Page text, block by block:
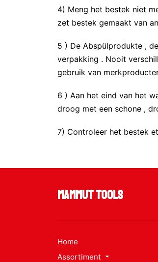
4) Meng het bestek niet
zet bestek gemaakt van
5 ) De Abspülprodukte ,
verpakking . Nooit
gebruik van
6 ) Aan het eind van het
droog met een schone ,
7) Controleer het bestek
Mammut Tools
Home
Assortiment